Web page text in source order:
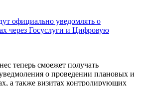
официально уведомлять о
через Госуслуги и Цифровую
теперь смоежет получать
о проведении плановых и
а также визитах контролирующих